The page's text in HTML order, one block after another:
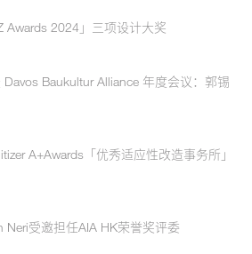
Awards 2024」三项设计大奖
Baukultur Alliance 年度会议：郭锡
A+Awards「优秀适应性改造事务所」
Neri受邀担任AIA HK荣誉奖评委